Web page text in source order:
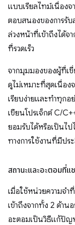
แบบเรียลไทม์เนื่องจ
ตอบสนองของการรับ
ล่วงหน้าที่เข้าถึงได้จ
ที่รวดเร็ว
จากมุมมองของผู้ที่เ
ดูไม่เหมาะที่สุดเนื่อ
เรียบง่ายและทำทุกอ
เขียนโปรเจ็กต์ C/
ยอมรับได้หรือเป็นไป
ทางการใช้งานที่มีปร
สถานะและอะตอมที่แ
เมื่อใช้หน่วยความจำ
เข้าถึงจากทั้ง 2 ด้าน
อะตอมเป็นวิธีแก้ปัญห